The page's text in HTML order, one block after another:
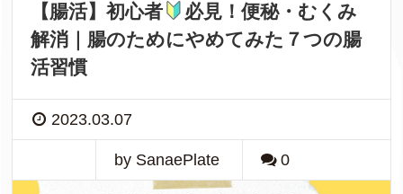
【腸活】初心者
必見！便秘・むくみ
解消｜腸のためにやめてみた７つの腸
活習慣
2023.03.07
by SanaePlate 0